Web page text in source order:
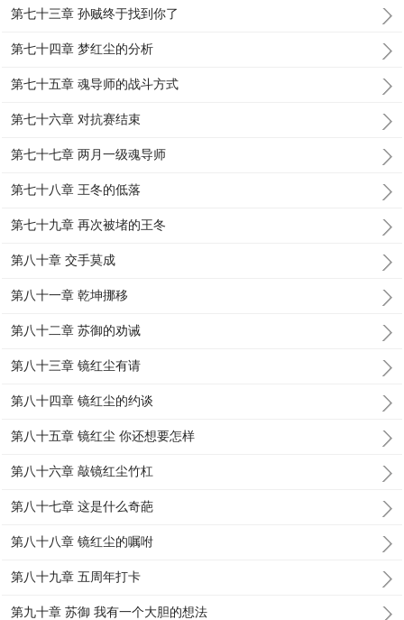
第七十三章 孙贼终于找到你了
第七十四章 梦红尘的分析
第七十五章 魂导师的战斗方式
第七十六章 对抗赛结束
第七十七章 两月一级魂导师
第七十八章 王冬的低落
第七十九章 再次被堵的王冬
第八十章 交手莫成
第八十一章 乾坤挪移
第八十二章 苏御的劝诫
第八十三章 镜红尘有请
第八十四章 镜红尘的约谈
第八十五章 镜红尘 你还想要怎样
第八十六章 敲镜红尘竹杠
第八十七章 这是什么奇葩
第八十八章 镜红尘的嘱咐
第八十九章 五周年打卡
第九十章 苏御 我有一个大胆的想法